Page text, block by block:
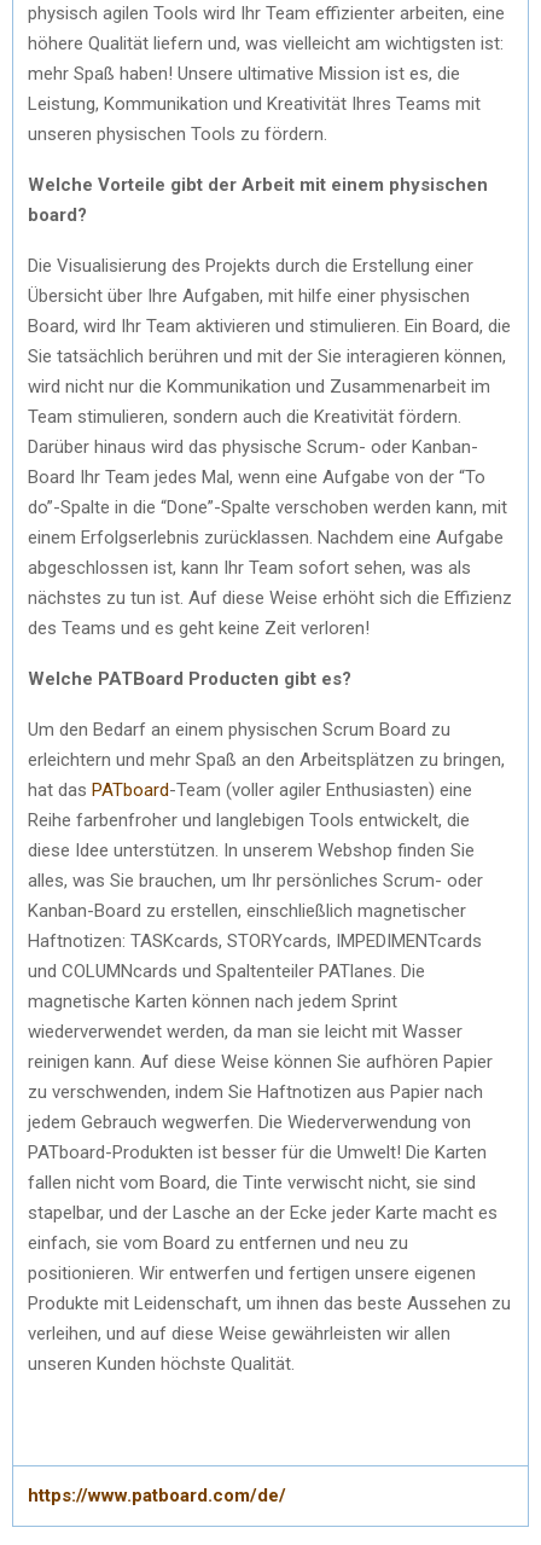
physisch agilen Tools wird Ihr Team effizienter arbeiten, eine
höhere Qualität liefern und, was vielleicht am wichtigsten ist:
mehr Spaß haben! Unsere ultimative Mission ist es, die
Leistung, Kommunikation und Kreativität Ihres Teams mit
unseren physischen Tools zu fördern.
Welche Vorteile gibt der Arbeit mit einem physischen
board?
Die Visualisierung des Projekts durch die Erstellung einer
Übersicht über Ihre Aufgaben, mit hilfe einer physischen
Board, wird Ihr Team aktivieren und stimulieren. Ein Board, die
Sie tatsächlich berühren und mit der Sie interagieren können,
wird nicht nur die Kommunikation und Zusammenarbeit im
Team stimulieren, sondern auch die Kreativität fördern.
Darüber hinaus wird das physische Scrum- oder Kanban-
Board Ihr Team jedes Mal, wenn eine Aufgabe von der “To
do”-Spalte in die “Done”-Spalte verschoben werden kann, mit
einem Erfolgserlebnis zurücklassen. Nachdem eine Aufgabe
abgeschlossen ist, kann Ihr Team sofort sehen, was als
nächstes zu tun ist. Auf diese Weise erhöht sich die Effizienz
des Teams und es geht keine Zeit verloren!
Welche PATBoard Producten gibt es?
Um den Bedarf an einem physischen Scrum Board zu
erleichtern und mehr Spaß an den Arbeitsplätzen zu bringen,
hat das PATboard-Team (voller agiler Enthusiasten) eine
Reihe farbenfroher und langlebigen Tools entwickelt, die
diese Idee unterstützen. In unserem Webshop finden Sie
alles, was Sie brauchen, um Ihr persönliches Scrum- oder
Kanban-Board zu erstellen, einschließlich magnetischer
Haftnotizen: TASKcards, STORYcards, IMPEDIMENTcards
und COLUMNcards und Spaltenteiler PATlanes. Die
magnetische Karten können nach jedem Sprint
wiederverwendet werden, da man sie leicht mit Wasser
reinigen kann. Auf diese Weise können Sie aufhören Papier
zu verschwenden, indem Sie Haftnotizen aus Papier nach
jedem Gebrauch wegwerfen. Die Wiederverwendung von
PATboard-Produkten ist besser für die Umwelt! Die Karten
fallen nicht vom Board, die Tinte verwischt nicht, sie sind
stapelbar, und der Lasche an der Ecke jeder Karte macht es
einfach, sie vom Board zu entfernen und neu zu
positionieren. Wir entwerfen und fertigen unsere eigenen
Produkte mit Leidenschaft, um ihnen das beste Aussehen zu
verleihen, und auf diese Weise gewährleisten wir allen
unseren Kunden höchste Qualität.
https://www.patboard.com/de/